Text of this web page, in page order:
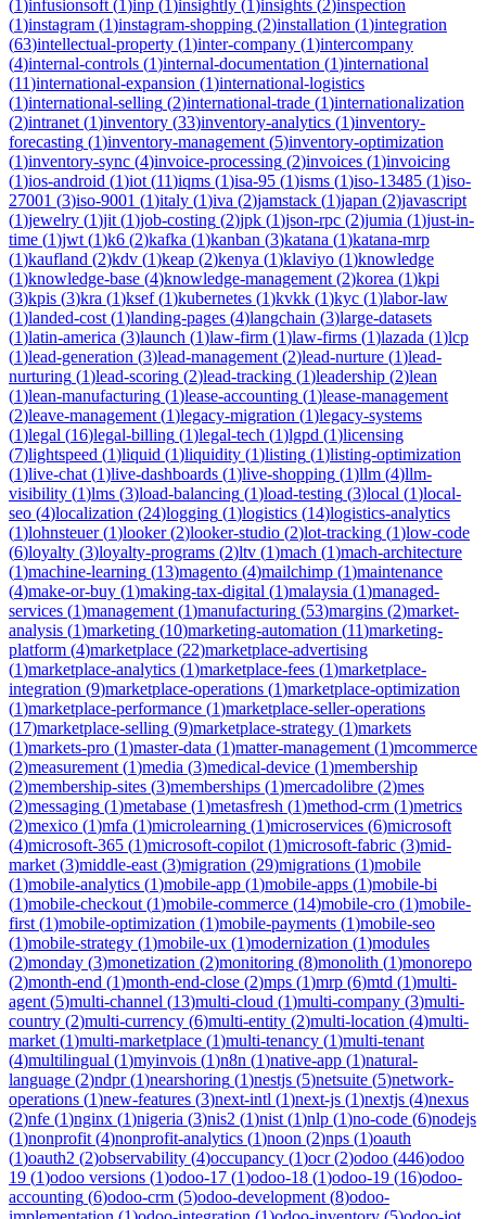
(1)infusionsoft (1)inp (1)insightly (1)insights (2)inspection
(1)instagram (1)instagram-shopping (2)installation (1)integration
(63)intellectual-property (1)inter-company (1)intercompany
(4)internal-controls (1)internal-documentation (1)international
(11)international-expansion (1)international-logistics
(1)international-selling (2)international-trade (1)internationalization
(2)intranet (1)inventory (33)inventory-analytics (1)inventory-
forecasting (1)inventory-management (5)inventory-optimization
(1)inventory-sync (4)invoice-processing (2)invoices (1)invoicing
(1)ios-android (1)iot (11)iqms (1)isa-95 (1)isms (1)iso-13485 (1)iso-
27001 (3)iso-9001 (1)italy (1)iva (2)jamstack (1)japan (2)javascript
(1)jewelry (1)jit (1)job-costing (2)jpk (1)json-rpc (2)jumia (1)just-in-
time (1)jwt (1)k6 (2)kafka (1)kanban (3)katana (1)katana-mrp
(1)kaufland (2)kdv (1)keap (2)kenya (1)klaviyo (1)knowledge
(1)knowledge-base (4)knowledge-management (2)korea (1)kpi
(3)kpis (3)kra (1)ksef(1)kubernetes (1)kvkk (1)kyc (1)labor-law
(1)landed-cost (1)landing-pages (4)langchain (3)large-datasets
(1)latin-america (3)launch (1)law-firm (1)law-firms (1)lazada (1)lcp
(1)lead-generation (3)lead-management (2)lead-nurture (1)lead-
nurturing (1)lead-scoring (2)lead-tracking (1)leadership (2)lean
(1)lean-manufacturing (1)lease-accounting (1)lease-management
(2)leave-management (1)legacy-migration (1)legacy-systems
(1)legal (16)legal-billing (1)legal-tech (1)lgpd (1)licensing
(7)lightspeed (1)liquid (1)liquidity (1)listing (1)listing-optimization
(1)live-chat (1)live-dashboards (1)live-shopping (1)llm (4)llm-
visibility (1)lms (3)load-balancing (1)load-testing (3)local (1)local-
seo (4)localization (24)logging (1)logistics (14)logistics-analytics
(1)lohnsteuer(1)looker(2)looker-studio (2)lot-tracking (1)low-code
(6)loyalty (3)loyalty-programs (2)ltv (1)mach (1)mach-architecture
(1)machine-learning (13)magento (4)mailchimp (1)maintenance
(4)make-or-buy (1)making-tax-digital (1)malaysia (1)managed-
services (1)management (1)manufacturing (53)margins (2)market-
analysis (1)marketing (10)marketing-automation (11)marketing-
platform (4)marketplace (22)marketplace-advertising
(1)marketplace-analytics (1)marketplace-fees (1)marketplace-
integration (9)marketplace-operations (1)marketplace-optimization
(1)marketplace-performance (1)marketplace-seller-operations
(17)marketplace-selling (9)marketplace-strategy (1)markets
(1)markets-pro (1)master-data (1)matter-management (1)mcommerce
(2)measurement (1)media (3)medical-device (1)membership
(2)membership-sites (3)memberships (1)mercadolibre (2)mes
(2)messaging (1)metabase (1)metasfresh (1)method-crm (1)metrics
(2)mexico (1)mfa (1)microlearning (1)microservices (6)microsoft
(4)microsoft-365 (1)microsoft-copilot (1)microsoft-fabric (3)mid-
market (3)middle-east (3)migration (29)migrations (1)mobile
(1)mobile-analytics (1)mobile-app (1)mobile-apps (1)mobile-bi
(1)mobile-checkout (1)mobile-commerce (14)mobile-cro (1)mobile-
first (1)mobile-optimization (1)mobile-payments (1)mobile-seo
(1)mobile-strategy (1)mobile-ux (1)modernization (1)modules
(2)monday (3)monetization (2)monitoring (8)monolith (1)monorepo
(2)month-end (1)month-end-close (2)mps (1)mrp (6)mtd (1)multi-
agent (5)multi-channel (13)multi-cloud (1)multi-company (3)multi-
country (2)multi-currency (6)multi-entity (2)multi-location (4)multi-
market (1)multi-marketplace (1)multi-tenancy (1)multi-tenant
(4)multilingual (1)myinvois (1)n8n (1)native-app (1)natural-
language (2)ndpr(1)nearshoring (1)nestjs (5)netsuite (5)network-
operations (1)new-features (3)next-intl (1)next-js (1)nextjs (4)nexus
(2)nfe (1)nginx (1)nigeria (3)nis2 (1)nist (1)nlp (1)no-code (6)nodejs
(1)nonprofit (4)nonprofit-analytics (1)noon (2)nps (1)oauth
(1)oauth2 (2)observability (4)occupancy (1)ocr(2)odoo (446)odoo
19 (1)odoo versions (1)odoo-17 (1)odoo-18 (1)odoo-19 (16)odoo-
accounting (6)odoo-crm (5)odoo-development (8)odoo-